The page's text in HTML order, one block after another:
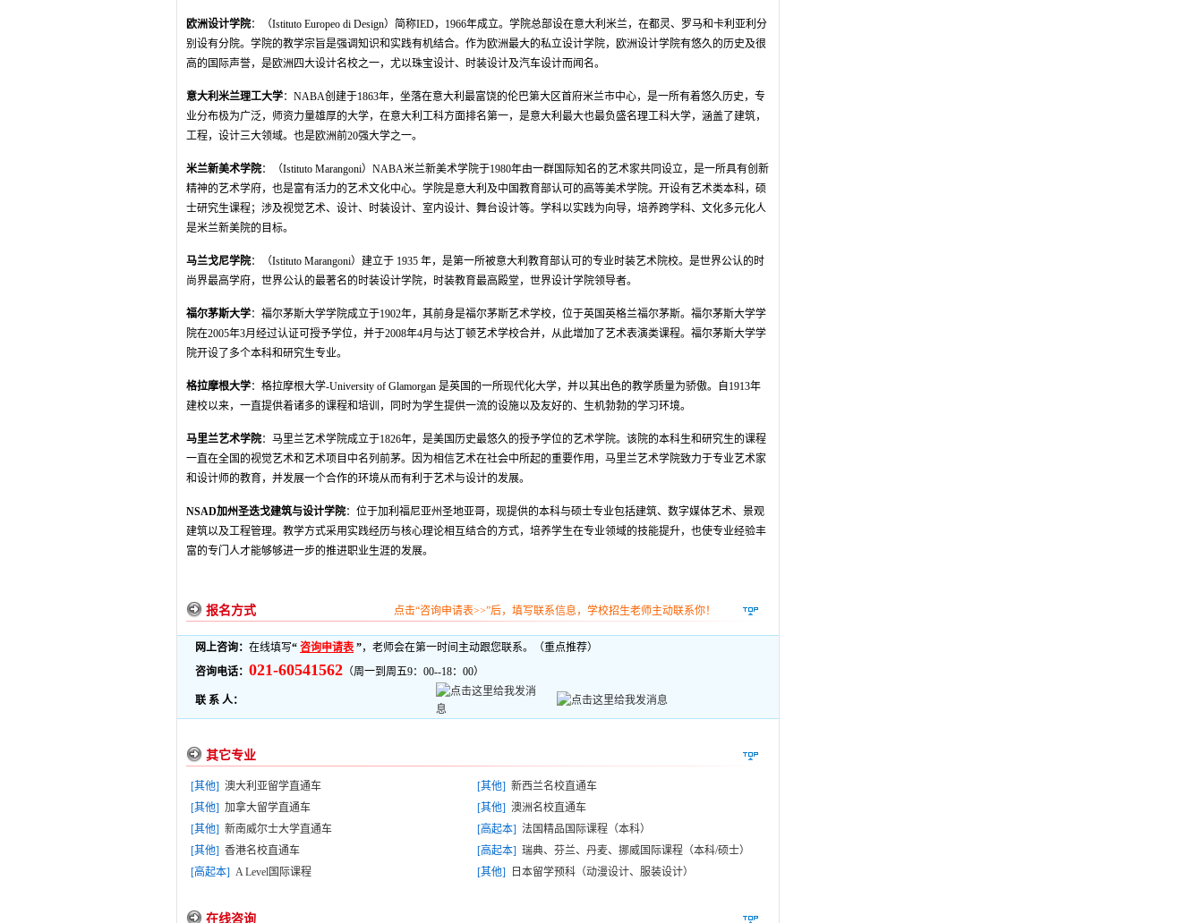
欧洲设计学院：（Istituto Europeo di Design）简称IED，1966年成立。学院总部设在意大利米兰，在都灵、罗马和卡利亚利分
别设有分院。学院的教学宗旨是强调知识和实践有机结合。作为欧洲最大的私立设计学院，欧洲设计学院有悠久的历史及很
高的国际声誉，是欧洲四大设计名校之一，尤以珠宝设计、时装设计及汽车设计而闻名。
意大利米兰理工大学：NABA创建于1863年，坐落在意大利最富饶的伦巴第大区首府米兰市中心，是一所有着悠久历史，专
业分布极为广泛，师资力量雄厚的大学，在意大利工科方面排名第一，是意大利最大也最负盛名理工科大学，涵盖了建筑，
工程，设计三大领域。也是欧洲前20强大学之一。
米兰新美术学院：（Istituto Marangoni）NABA米兰新美术学院于1980年由一群国际知名的艺术家共同设立，是一所具有创新
精神的艺术学府，也是富有活力的艺术文化中心。学院是意大利及中国教育部认可的高等美术学院。开设有艺术类本科，硕
士研究生课程；涉及视觉艺术、设计、时装设计、室内设计、舞台设计等。学科以实践为向导，培养跨学科、文化多元化人
是米兰新美院的目标。
马兰戈尼学院：（Istituto Marangoni）建立于 1935 年，是第一所被意大利教育部认可的专业时装艺术院校。是世界公认的时
尚界最高学府，世界公认的最著名的时装设计学院，时装教育最高殿堂，世界设计学院领导者。
福尔茅斯大学：福尔茅斯大学学院成立于1902年，其前身是福尔茅斯艺术学校，位于英国英格兰福尔茅斯。福尔茅斯大学学
院在2005年3月经过认证可授予学位，并于2008年4月与达丁顿艺术学校合并，从此增加了艺术表演类课程。福尔茅斯大学学
院开设了多个本科和研究生专业。
格拉摩根大学：格拉摩根大学-University of Glamorgan 是英国的一所现代化大学，并以其出色的教学质量为骄傲。自1913年
建校以来，一直提供着诸多的课程和培训，同时为学生提供一流的设施以及友好的、生机勃勃的学习环境。
马里兰艺术学院：马里兰艺术学院成立于1826年，是美国历史最悠久的授予学位的艺术学院。该院的本科生和研究生的课程
一直在全国的视觉艺术和艺术项目中名列前茅。因为相信艺术在社会中所起的重要作用，马里兰艺术学院致力于专业艺术家
和设计师的教育，并发展一个合作的环境从而有利于艺术与设计的发展。
NSAD加州圣迭戈建筑与设计学院：位于加利福尼亚州圣地亚哥，现提供的本科与硕士专业包括建筑、数字媒体艺术、景观
建筑以及工程管理。教学方式采用实践经历与核心理论相互结合的方式，培养学生在专业领域的技能提升，也使专业经验丰
富的专门人才能够够进一步的推进职业生涯的发展。
报名方式 点击“咨询申请表>>”后，填写联系信息，学校招生老师主动联系你！
网上咨询： 在线填写“ 咨询申请表 ”，老师会在第一时间主动跟您联系。（重点推荐）
咨询电话： 021-60541562 （周一到周五9：00--18：00）
联 系 人：
其它专业
[其他] 澳大利亚留学直通车 [其他] 新西兰名校直通车
[其他] 加拿大留学直通车 [其他] 澳洲名校直通车
[其他] 新南威尔士大学直通车 [高起本] 法国精品国际课程（本科）
[其他] 香港名校直通车 [高起本] 瑞典、芬兰、丹麦、挪威国际课程（本科/硕士）
[高起本] A Level国际课程 [其他] 日本留学预科（动漫设计、服装设计）
在线咨询